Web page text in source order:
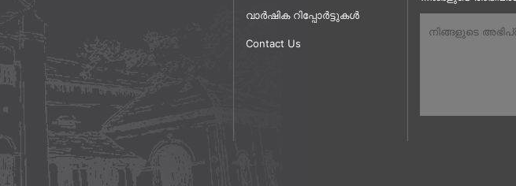
വാർഷിക റിപ്പോർട്ടുകൾ
Contact Us